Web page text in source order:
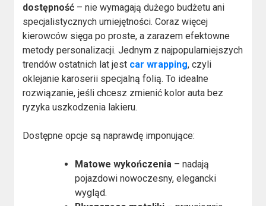
dostępność – nie wymagają dużego budżetu ani
specjalistycznych umiejętności. Coraz więcej
kierowców sięga po proste, a zarazem efektowne
metody personalizacji. Jednym z najpopularniejszych
trendów ostatnich lat jest car wrapping, czyli
oklejanie karoserii specjalną folią. To idealne
rozwiązanie, jeśli chcesz zmienić kolor auta bez
ryzyka uszkodzenia lakieru.
Dostępne opcje są naprawdę imponujące:
Matowe wykończenia – nadają
pojazdowi nowoczesny, elegancki
wygląd.